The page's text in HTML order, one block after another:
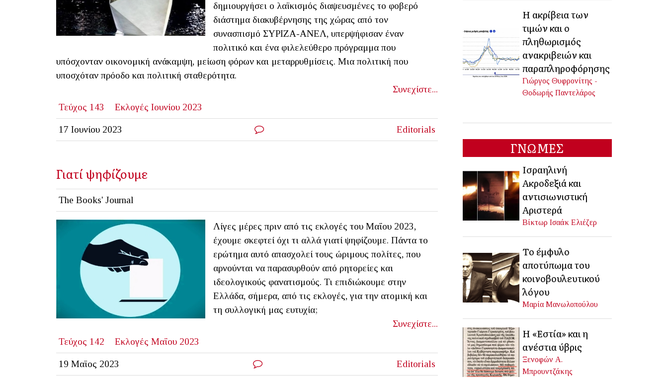
δημιουργήσει ο λαϊκισμός διαψευσμένες το φοβερό
διάστημα διακυβέρνησης της χώρας από τον
συνασπισμό ΣΥΡΙΖΑ-ΑΝΕΛ, υπερψήφισαν έναν
πολιτικό και ένα φιλελεύθερο πρόγραμμα που
υπόσχονταν οικονομική ανάκαμψη, μείωση φόρων και μεταρρυθμίσεις. Μια πολιτική που
υποσχόταν πρόοδο και πολιτική σταθερότητα.
Συνεχίστε...
Τεύχος 143
Εκλογές Ιουνίου 2023
17 Ιουνίου 2023 Editorials
Γιατί ψηφίζουμε
The Books' Journal
Λίγες μέρες πριν από τις εκλογές του Μαΐου 2023,
έχουμε σκεφτεί όχι τι αλλά γιατί ψηφίζουμε. Πάντα το
ερώτημα αυτό απασχολεί τους ώριμους πολίτες, που
αρνούνται να παρασυρθούν από ρητορείες και
ιδεολογικούς φανατισμούς. Τι επιδιώκουμε στην
Ελλάδα, σήμερα, από τις εκλογές, για την ατομική και
τη συλλογική μας ευτυχία;
Συνεχίστε...
Τεύχος 142
Εκλογές Μαΐου 2023
19 Μαϊος 2023 Editorials
Η ακρίβεια των
τιμών και ο
πληθωρισμός
ανακριβειών και
παραπληροφόρησης
Γιώργος Θυφρονίτης -
Θοδωρής Παντελάρος
ΓΝΩΜΕΣ
Ισραηλινή
Ακροδεξιά και
αντισιωνιστική
Αριστερά
Βίκτωρ Ισαάκ Ελιέζερ
Το έμφυλο
αποτύπωμα του
κοινοβουλευτικού
λόγου
Μαρία Μανωλοπούλου
Η «Εστία» και η
ανέστια ύβρις
Ξενοφών Α.
Μπρουντζάκης